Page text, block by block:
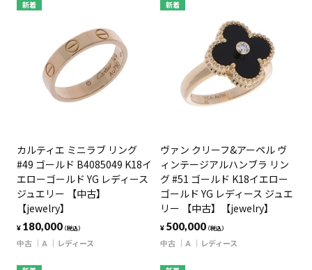
新着
カルティエ ミニラブ リング
#49 ゴールド B4085049 K18イ
エローゴールド YG レディース
ジュエリー 【中古】
【jewelry】
¥ 180,000（税込）
中古 A レディース
新着
ヴァン クリーフ&アーペル ヴ
ィンテージアルハンブラ リン
グ #51 ゴールド K18イエロー
ゴールド YG レディース ジュエ
リー 【中古】【jewelry】
¥ 500,000（税込）
中古 A レディース